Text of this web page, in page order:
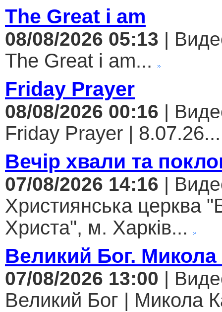
The Great i am
08/08/2026 05:13 |
The Great i am...
Friday Prayer
08/08/2026 00:16 |
Friday Prayer | 8.07.26...
Вечір хвали та
07/08/2026 14:16 |
Християнська церква
Христа", м. Харків...
Великий Бог. Микола
07/08/2026 13:00 |
Великий Бог | Микола